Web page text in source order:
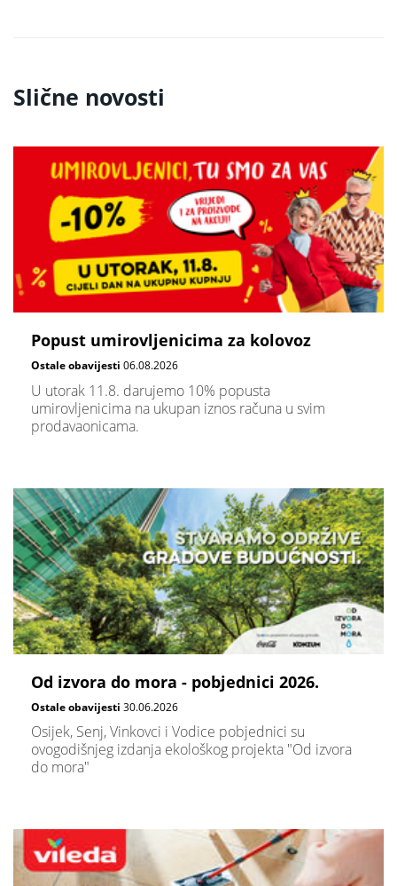
Slične novosti
Popust umirovljenicima za kolovoz
Ostale obavijesti 06.08.2026
U utorak 11.8. darujemo 10% popusta
umirovljenicima na ukupan iznos računa u svim
prodavaonicama.
Od izvora do mora - pobjednici 2026.
Ostale obavijesti 30.06.2026
Osijek, Senj, Vinkovci i Vodice pobjednici su
ovogodišnjeg izdanja ekološkog projekta "Od izvora
do mora"